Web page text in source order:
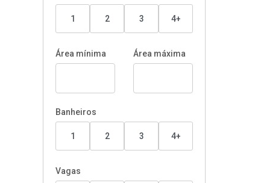
1 2 3 4+
Área mínima Área máxima
Banheiros
1 2 3 4+
Vagas